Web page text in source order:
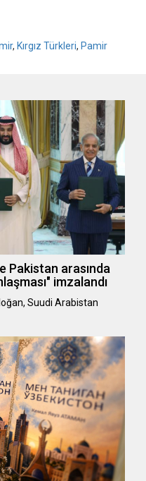
, Kırgız Türkleri, Pamir
Pakistan arasında
imzalandı
Suudi Arabistan